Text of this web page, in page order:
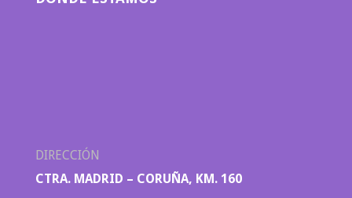
DIRECCIÓN
CTRA. MADRID – CORUÑA, KM. 160